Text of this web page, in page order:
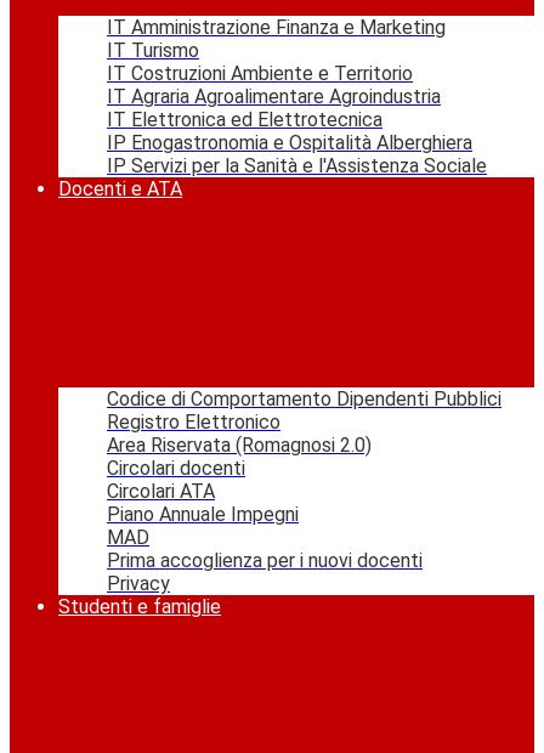
IT Amministrazione Finanza e Marketing
IT Turismo
IT Costruzioni Ambiente e Territorio
IT Agraria Agroalimentare Agroindustria
IT Elettronica ed Elettrotecnica
IP Enogastronomia e Ospitalità Alberghiera
IP Servizi per la Sanità e l'Assistenza Sociale
Docenti e ATA
Codice di Comportamento Dipendenti Pubblici
Registro Elettronico
Area Riservata (Romagnosi 2.0)
Circolari docenti
Circolari ATA
Piano Annuale Impegni
MAD
Prima accoglienza per i nuovi docenti
Privacy
Studenti e famiglie